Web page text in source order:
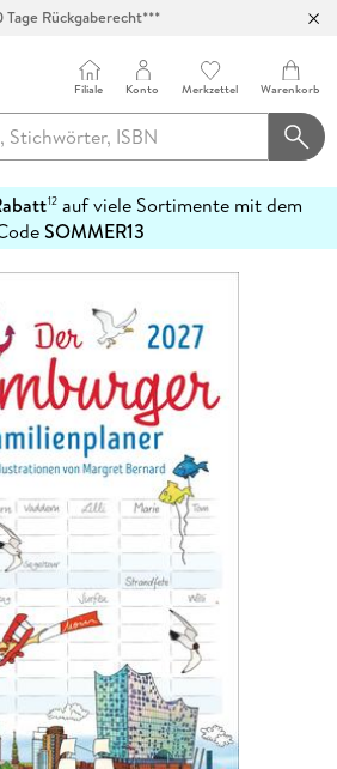
Tage Rückgaberecht***
Filiale Konto Merkzettel Warenkorb
12auf viele Sortimente mit dem
SOMMER13